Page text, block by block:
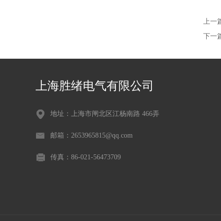
上一
下一
上海胜绪电气有限公司
地址：上海市闸北区江杨南路 466弄
邮箱：2653965815@qq.com
传真：86-021-56473709